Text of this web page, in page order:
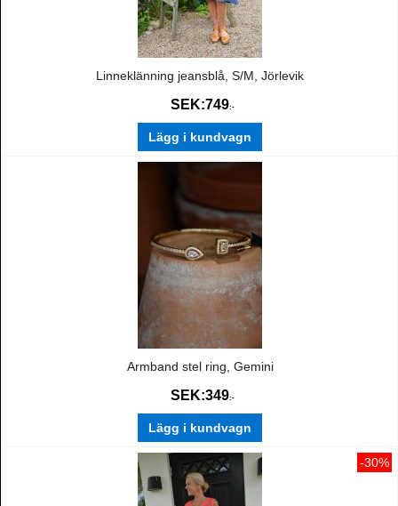
Linneklänning jeansblå, S/M, Jörlevik
SEK:749:-
Lägg i kundvagn
Armband stel ring, Gemini
SEK:349:-
Lägg i kundvagn
-30%